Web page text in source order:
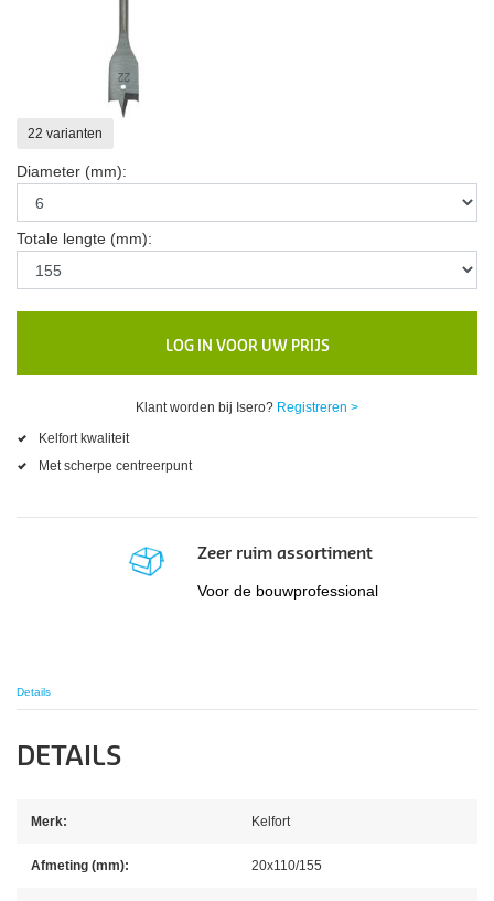
22 varianten
Diameter (mm):
Totale lengte (mm):
LOG IN VOOR UW PRIJS
Klant worden bij Isero? Registreren >
Kelfort kwaliteit
Met scherpe centreerpunt
Zeer ruim assortiment
Voor de bouwprofessional
Details
DETAILS
Merk: Kelfort
Afmeting (mm): 20x110/155